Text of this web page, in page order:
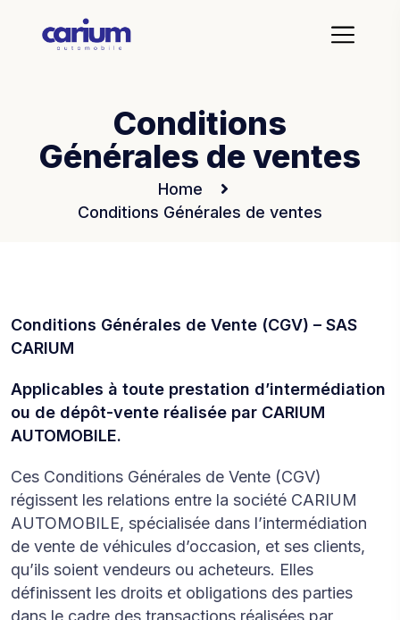
Conditions
Générales de ventes
Home
Conditions Générales de ventes
Conditions Générales de Vente (CGV) – SAS
CARIUM
Applicables à toute prestation d’intermédiation
ou de dépôt-vente réalisée par CARIUM
AUTOMOBILE.
Ces Conditions Générales de Vente (CGV)
régissent les relations entre la société CARIUM
AUTOMOBILE, spécialisée dans l’intermédiation
de vente de véhicules d’occasion, et ses clients,
qu’ils soient vendeurs ou acheteurs. Elles
définissent les droits et obligations des parties
dans le cadre des transactions réalisées par